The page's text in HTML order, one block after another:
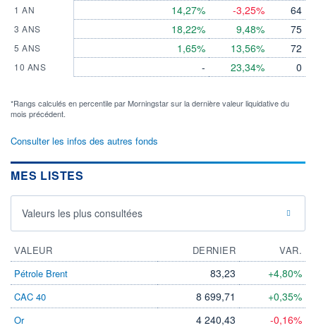
1 AN
3 ANS
5 ANS
10 ANS
14,27%
18,22%
1,65%
-
-3,25%
9,48%
13,56%
23,34%
64
75
72
0
*Rangs calculés en percentile par Morningstar sur la dernière valeur liquidative du
mois précédent.
Consulter les infos des autres fonds
MES LISTES
Valeurs les plus consultées
VALEUR DERNIER
VAR.
Pétrole Brent
83,23 +4,80%
CAC 40 8 699,71 +0,35%
Or 4 240,43 -0,16%